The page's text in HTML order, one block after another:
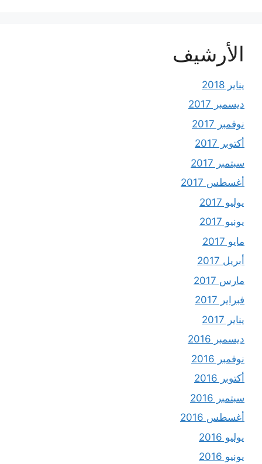
الأرشيف
يناير 2018
ديسمبر 2017
نوفمبر 2017
أكتوبر 2017
سبتمبر 2017
أغسطس 2017
يوليو 2017
يونيو 2017
مايو 2017
أبريل 2017
مارس 2017
فبراير 2017
يناير 2017
ديسمبر 2016
نوفمبر 2016
أكتوبر 2016
سبتمبر 2016
أغسطس 2016
يوليو 2016
يونيو 2016